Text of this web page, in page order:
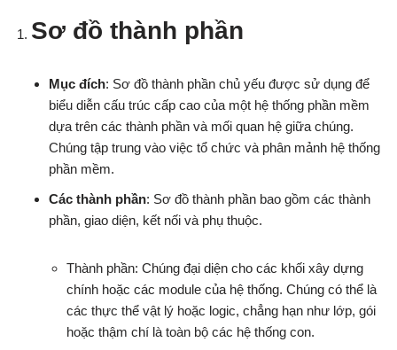
Sơ đồ thành phần
Mục đích: Sơ đồ thành phần chủ yếu được sử dụng để
biểu diễn cấu trúc cấp cao của một hệ thống phần mềm
dựa trên các thành phần và mối quan hệ giữa chúng.
Chúng tập trung vào việc tổ chức và phân mảnh hệ thống
phần mềm.
Các thành phần: Sơ đồ thành phần bao gồm các thành
phần, giao diện, kết nối và phụ thuộc.
Thành phần: Chúng đại diện cho các khối xây dựng
chính hoặc các module của hệ thống. Chúng có thể là
các thực thể vật lý hoặc logic, chẳng hạn như lớp, gói
hoặc thậm chí là toàn bộ các hệ thống con.